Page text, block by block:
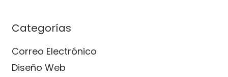
Categorías
Correo Electrónico
Diseño Web